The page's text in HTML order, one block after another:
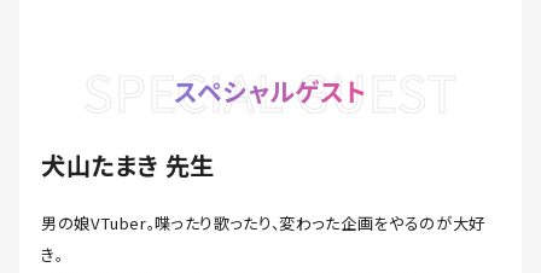
SPECIAL GUEST
スペシャルゲスト
犬山たまき 先生
男の娘VTuber。喋ったり歌ったり、変わった企画をやるのが大好
き。